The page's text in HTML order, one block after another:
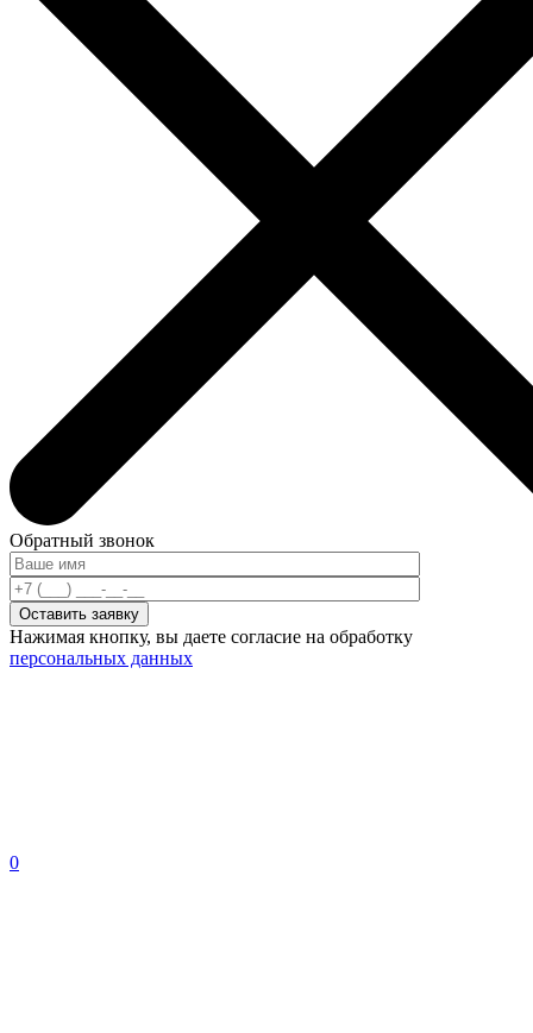
Обратный звонок
Нажимая кнопку, вы даете согласие на обработку
персональных данных
0